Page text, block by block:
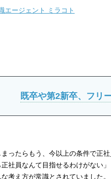
エージェント ミラコト
既卒や第2新卒、フリ
まったらもう、今以上の条件で正社
正社員なんて目指せるわけがない」
考え方が常識とされていました。